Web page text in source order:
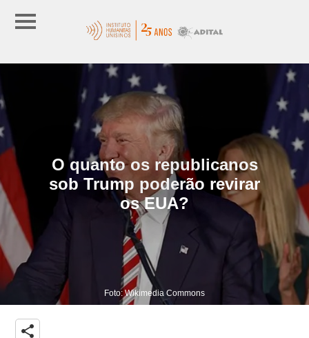
O quanto os republicanos
sob Trump poderão revirar
os EUA?
Foto: Wikimedia Commons
share